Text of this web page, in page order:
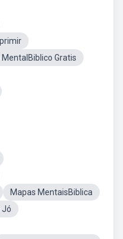
MentalBiblico Gratis
Mapas MentaisBiblica
Jó